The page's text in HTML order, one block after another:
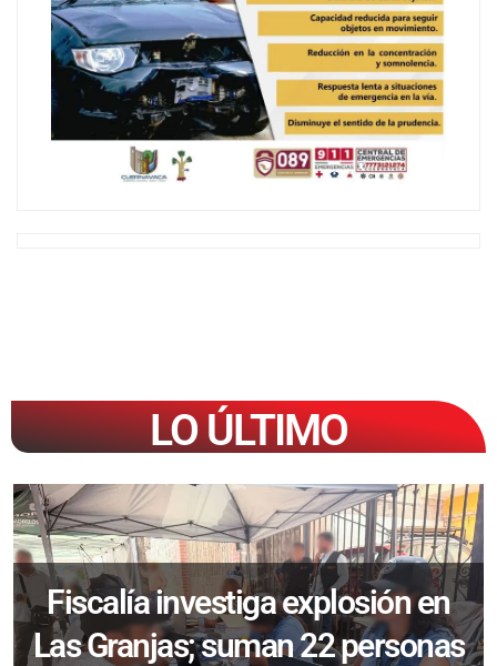
LO ÚLTIMO
Fiscalía investiga explosión en
Las Granjas; suman 22 personas